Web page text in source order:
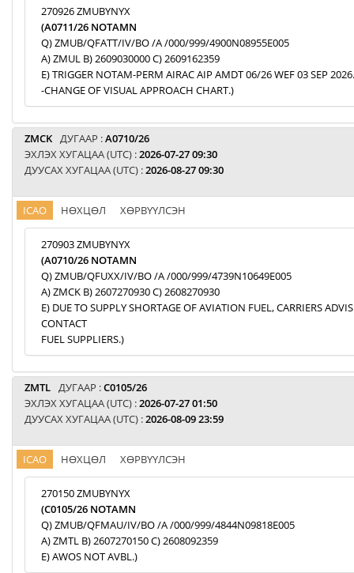
270926 ZMUBYNYX
(A0711/26 NOTAMN
Q) ZMUB/QFATT/IV/BO /A /000/999/4900N08955E005
A) ZMUL B) 2609030000 C) 2609162359
E) TRIGGER NOTAM-PERM AIRAC AIP AMDT 06/26 WEF 03 SEP 2026.
-CHANGE OF VISUAL APPROACH CHART.)
ZMCK ДУГААР :A0710/26
ЭХЛЭХ ХУГАЦАА (UTC) :2026-07-27 09:30
ДУУСАХ ХУГАЦАА (UTC) :2026-08-27 09:30
ICAO НӨХЦӨЛ ХӨРВҮҮЛСЭН
270903 ZMUBYNYX
(A0710/26 NOTAMN
Q) ZMUB/QFUXX/IV/BO /A /000/999/4739N10649E005
A) ZMCK B) 2607270930 C) 2608270930
E) DUE TO SUPPLY SHORTAGE OF AVIATION FUEL, CARRIERS
CONTACT
FUEL SUPPLIERS.)
ZMTL ДУГААР :C0105/26
ЭХЛЭХ ХУГАЦАА (UTC) :2026-07-27 01:50
ДУУСАХ ХУГАЦАА (UTC) :2026-08-09 23:59
ICAO НӨХЦӨЛ ХӨРВҮҮЛСЭН
270150 ZMUBYNYX
(C0105/26 NOTAMN
Q) ZMUB/QFMAU/IV/BO /A /000/999/4844N09818E005
A) ZMTL B) 2607270150 C) 2608092359
E) AWOS NOT AVBL.)